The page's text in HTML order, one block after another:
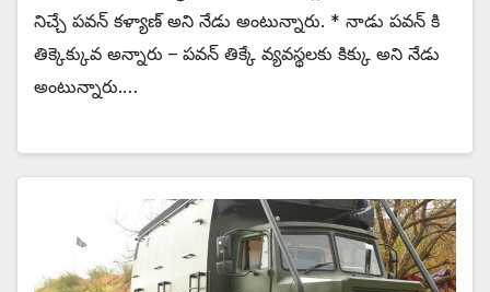
నిచ్చే పవన్ కళ్యాణ్ అని నేడు అంటున్నారు. * నాడు పవన్ కి
తిక్కెక్కువ అన్నారు – పవన్ తిక్కే వ్యవస్థలకు కిక్కు అని నేడు
అంటున్నారు.…